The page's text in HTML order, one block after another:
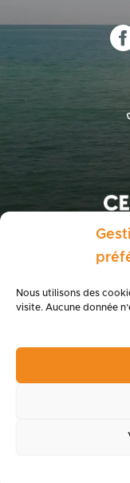
Nous utilisons des
visite. Aucune donnée
Galerie de
Boutique
Politique de